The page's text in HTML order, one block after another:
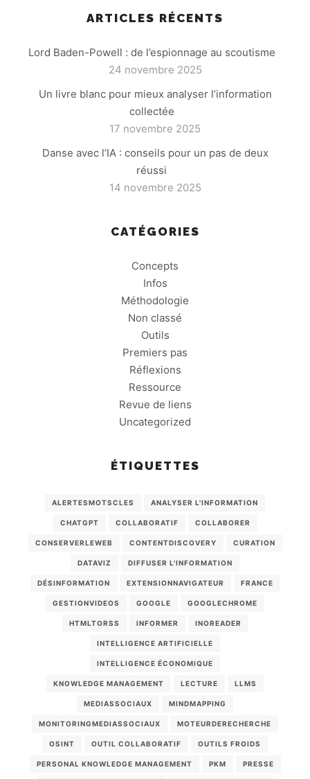
ARTICLES RÉCENTS
Lord Baden-Powell : de l’espionnage au scoutisme
24 novembre 2025
Un livre blanc pour mieux analyser l’information
collectée
17 novembre 2025
Danse avec l’IA : conseils pour un pas de deux
réussi
14 novembre 2025
CATÉGORIES
Concepts
Infos
Méthodologie
Non classé
Outils
Premiers pas
Réflexions
Ressource
Revue de liens
Uncategorized
ÉTIQUETTES
ALERTESMOTSCLES ANALYSER L'INFORMATION
CHATGPT COLLABORATIF COLLABORER
CONSERVERLEWEB CONTENTDISCOVERY CURATION
DATAVIZ DIFFUSER L'INFORMATION
DÉSINFORMATION EXTENSIONNAVIGATEUR FRANCE
GESTIONVIDEOS GOOGLE GOOGLECHROME
HTMLTORSS INFORMER INOREADER
INTELLIGENCE ARTIFICIELLE
INTELLIGENCE ÉCONOMIQUE
KNOWLEDGE MANAGEMENT LECTURE LLMS
MEDIASSOCIAUX MINDMAPPING
MONITORINGMEDIASSOCIAUX MOTEURDERECHERCHE
OSINT OUTIL COLLABORATIF OUTILS FROIDS
PERSONAL KNOWLEDGE MANAGEMENT PKM PRESSE